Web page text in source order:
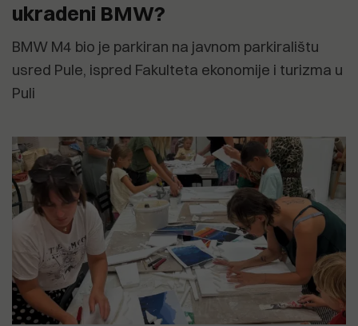
ukradeni BMW?
BMW M4 bio je parkiran na javnom parkiralištu
usred Pule, ispred Fakulteta ekonomije i turizma u
Puli